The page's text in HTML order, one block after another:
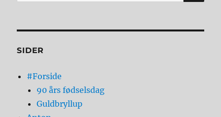
SIDER
#Forside
90 års fødselsdag
Guldbryllup